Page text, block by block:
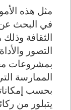
مثل هذه
في البحث
الثقافة
التصور
بمشروعات
الممارسة
بحسب
يتبلور من